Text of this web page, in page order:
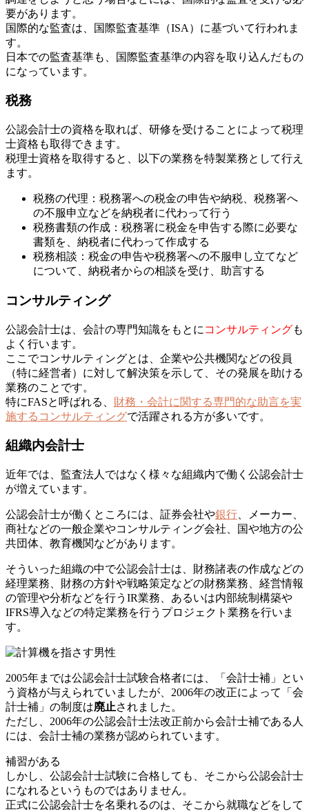
要があります。
国際的な監査は、国際監査基準（ISA）に基づいて行われま
す。
日本での監査基準も、国際監査基準の内容を取り込んだもの
になっています。
税務
公認会計士の資格を取れば、研修を受けることによって税理
士資格も取得できます。
税理士資格を取得すると、以下の業務を特製業務として行え
ます。
税務の代理：税務署への税金の申告や納税、税務署へ
の不服申立などを納税者に代わって行う
税務書類の作成：税務署に税金を申告する際に必要な
書類を、納税者に代わって作成する
税務相談：税金の申告や税務署への不服申し立てなど
について、納税者からの相談を受け、助言する
コンサルティング
公認会計士は、会計の専門知識をもとに コンサルティングも
よく行います。
ここでコンサルティングとは、企業や公共機関などの役員
（特に経営者）に対して解決策を示して、その発展を助ける
業務のことです。
特にFASと呼ばれる、 財務・会計に関する専門的な助言を実
施するコンサルティングで活躍される方が多いです。
組織内会計士
近年では、監査法人ではなく様々な組織内で働く公認会計士
が増えています。
公認会計士が働くところには、証券会社や銀行 、メーカー、
商社などの一般企業やコンサルティング会社、国や地方の公
共団体、教育機関などがあります。
そういった組織の中で公認会計士は、財務諸表の作成などの
経理業務、財務の方針や戦略策定などの財務業務、経営情報
の管理や分析などを行うIR業務、あるいは内部統制構築や
IFRS導入などの特定業務を行うプロジェクト業務を行いま
す。
2005年までは公認会計士試験合格者には、「会計士補」とい
う資格が与えられていましたが、2006年の改正によって「会
計士補」の制度は廃止されました。
ただし、2006年の公認会計士法改正前から会計士補である人
には、会計士補の業務が認められています。
補習がある
しかし、公認会計士試験に合格しても、そこから公認会計士
になれるというものではありません。
正式に公認会計士を名乗れるのは、そこから就職などをして